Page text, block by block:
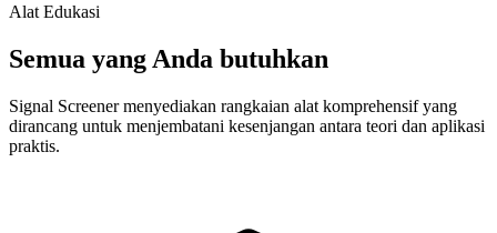
Alat Edukasi
Semua yang Anda butuhkan
Signal Screener menyediakan rangkaian alat komprehensif yang
dirancang untuk menjembatani kesenjangan antara teori dan aplikasi
praktis.